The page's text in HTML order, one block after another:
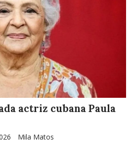
actriz cubana Paula
Mila Matos